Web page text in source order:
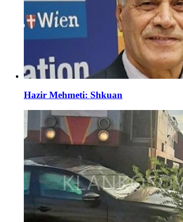
Hazir Mehmeti: Shkuan